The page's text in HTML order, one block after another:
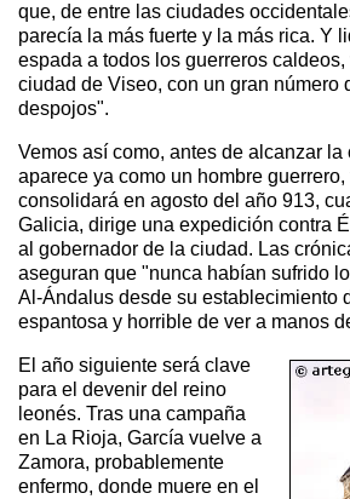
que, de entre las ciudades
parecía la más fuerte y la más rica. Y
espada a todos los guerreros
ciudad de Viseo, con un gran número
despojos".
Vemos así como, antes de alcanzar la
aparece ya como un hombre
consolidará en agosto del año 913,
Galicia, dirige una expedición contra
al gobernador de la ciudad. Las
aseguran que "nunca habían sufrido
Al-Ándalus desde su establecimiento
espantosa y horrible de ver a manos
El año siguiente será clave
para el devenir del reino
leonés. Tras una campaña
en La Rioja, García vuelve a
Zamora, probablemente
enfermo, donde muere en el